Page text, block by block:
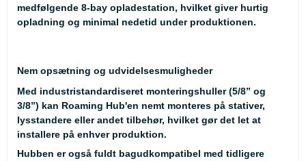
medfølgende 8-bay opladestation, hvilket giver hurtig
opladning og minimal nedetid under produktionen.
Nem opsætning og udvidelsesmuligheder
Med industristandardiseret monteringshuller (5/8” og
3/8”) kan Roaming Hub'en nemt monteres på stativer,
lysstandere eller andet tilbehør, hvilket gør det let at
installere på enhver produktion.
Hubben er også fuldt bagudkompatibel med tidligere